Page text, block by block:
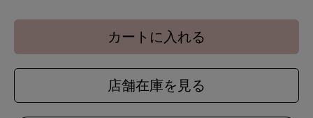
カートに入れる
店舗在庫を見る